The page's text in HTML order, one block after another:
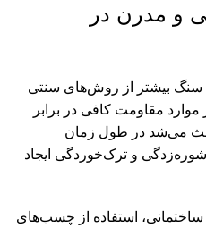
و مدرن در
سنگ بیشتر از روش‌های سنتی
مقاومت کافی در برابر
می‌شد در طول زمان
و ترک‌خوردگی ایجاد
ساختمانی، استفاده از چسب‌های